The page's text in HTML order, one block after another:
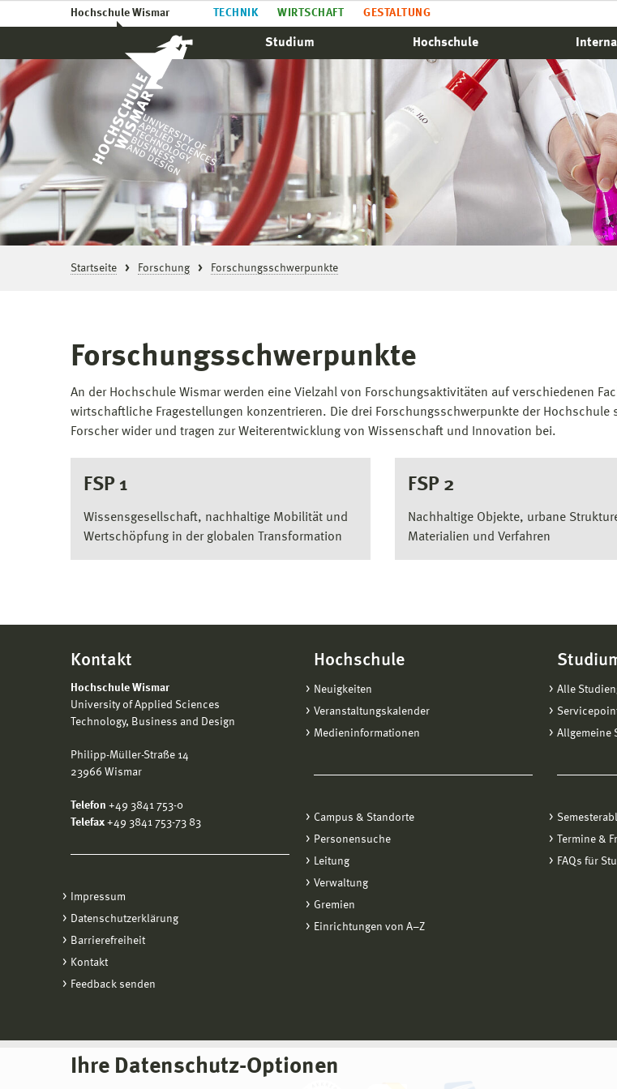
Hochschule Wismar TECHNIK WIRTSCHAFT GESTALTUNG
Studium Hochschule
Startseite Forschung Forschungsschwerpunkte
Ihre Datenschutz-Optionen
Forschungsschwerpunkte
An der Hochschule Wismar werden eine Vielzahl von Forschungsaktivitäten auf verschiedenen
wirtschaftliche Fragestellungen konzentrieren. Die drei Forschungsschwerpunkte der
Forscher wider und tragen zur Weiterentwicklung von Wissenschaft und Innovation bei.
FSP 1
Wissensgesellschaft, nachhaltige Mobilität und
Wertschöpfung in der globalen Transformation
FSP 2
Nachhaltige Objekte, urbane
Materialien und Verfahren
Kontakt
Hochschule Wismar
University of Applied Sciences
Technology, Business and Design
Philipp-Müller-Straße 14
23966 Wismar
Telefon +49 3841 753-0
Telefax +49 3841 753-73 83
Impressum
Datenschutzerklärung
Barrierefreiheit
Kontakt
Feedback senden
Hochschule
Neuigkeiten
Veranstaltungskalender
Medieninformationen
Campus & Standorte
Personensuche
Leitung
Verwaltung
Gremien
Einrichtungen von A−Z
Alle
Allgemeine
Termine &
FAQs für